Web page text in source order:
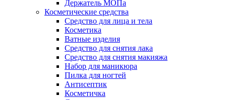
Держатель МОПа
Косметические средства
Средство для лица и тела
Косметика
Ватные изделия
Средство для снятия лака
Средство для снятия макияжа
Набор для маникюра
Пилка для ногтей
Антисептик
Косметичка